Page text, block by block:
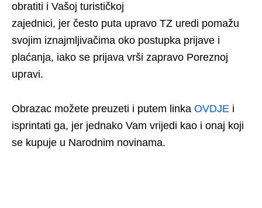
obratiti i Vašoj turističkoj
zajednici, jer često puta upravo TZ uredi pomažu
svojim iznajmljivačima oko postupka prijave i
plaćanja, iako se prijava vrši zapravo Poreznoj
upravi.
Obrazac možete preuzeti i putem linka OVDJE i
isprintati ga, jer jednako Vam vrijedi kao i onaj koji
se kupuje u Narodnim novinama.